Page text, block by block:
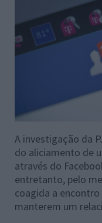
A investigação da
do aliciamento de
através do
entretanto, pelo
coagida a
manterem um